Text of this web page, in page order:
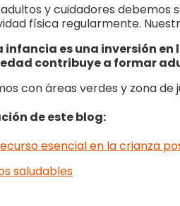
y cuidadores debemos
física regularmente.
es una inversión
contribuye a formar
con áreas verdes y zona de
de este blog:
esencial en la crianza
saludables